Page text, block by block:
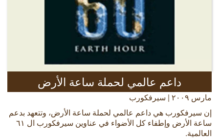
داعم عالمي لحملة ساعة الأرض
مارس ٢٠٠٩ | سيرفكورب
إن سيرفكورب هي داعم عالمي لحملة ساعة الأرض، وتتعهد بدعم
ساعة الأرض وإطفاء كل الأضواء في عناوين سيرفكورب ال ٦١
العالمية.